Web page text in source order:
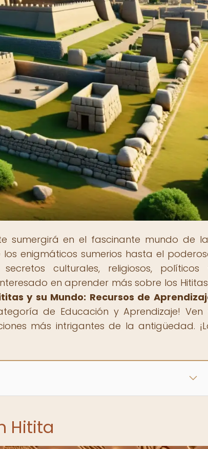
sumergirá en el fascinante mundo de
los enigmáticos sumerios hasta el
culturales, religiosos, políticos
en aprender más sobre los
y su Mundo: Recursos de
de Educación y Aprendizaje! Ven
más intrigantes de la antigüedad.
Hitita